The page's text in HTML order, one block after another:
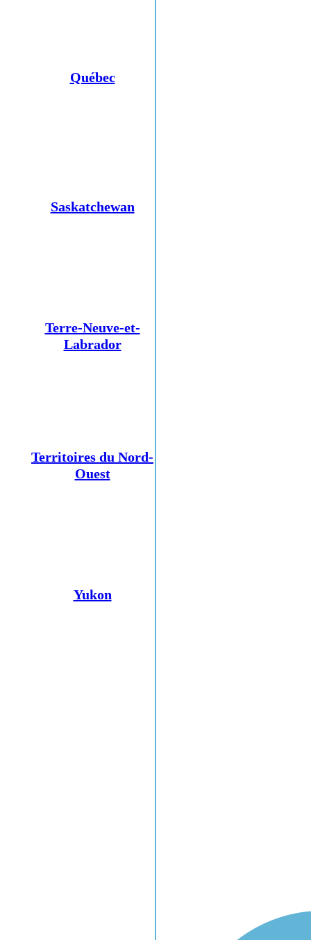
Québec
Saskatchewan
Terre-Neuve-et-
Labrador
Territoires du Nord-
Ouest
Yukon